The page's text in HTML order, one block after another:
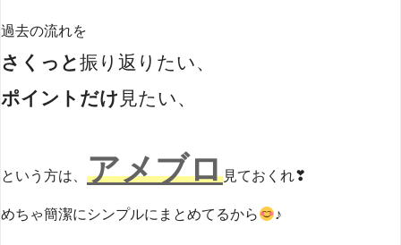
過去の流れを
さくっと振り返りたい、
ポイントだけ 見たい、
という方は、 アメブロ見ておくれ❣
めちゃ簡潔にシンプルにまとめてるから ♪